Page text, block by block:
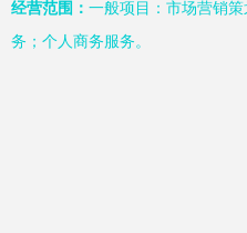
经营范围： 一般项目：市场营销
务；个人商务服务。